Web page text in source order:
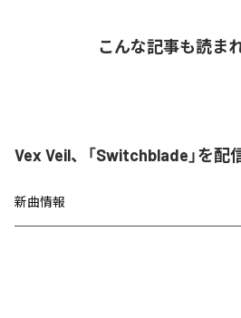
こんな記事も読ま
Vex Veil、「Switchblade」を配
新曲情報